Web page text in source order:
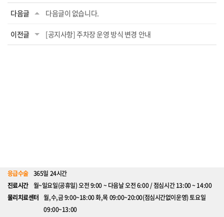
다음글 다음글이 없습니다.
이전글 [공지사항] 주차장 운영 방식 변경 안내
응급수술 365일 24시간
진료시간 월~일요일(공휴일) 오전 9:00 ~ 다음날 오전 6:00 / 점심시간 13:00 ~ 14:00
물리치료센터 월,수,금 9:00~18:00 화,목 09:00~20:00(점심시간없이운영) 토요일
09:00~13:00